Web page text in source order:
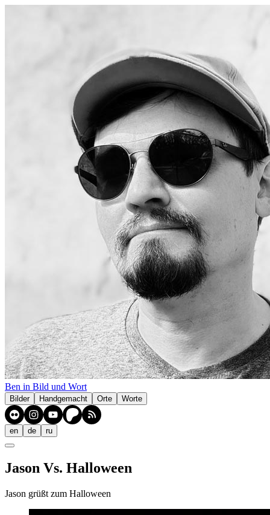
Ben in Bild und Wort
Bilder Handgemacht Orte Worte
en de ru
Jason Vs. Halloween
Jason grüßt zum Halloween